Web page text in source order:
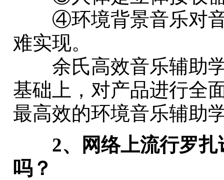
④环境背景音乐对音
难实现。
余氏高效音乐辅助学
基础上，对产品进行全
最高效的环境音乐辅助
2、网络上流行罗
吗？